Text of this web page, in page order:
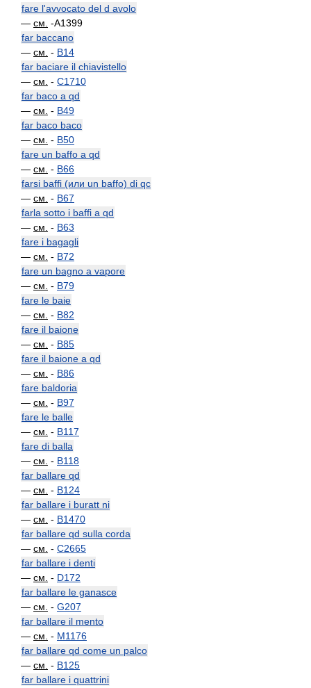
fare l'avvocato del d avolo
— см. -A1399
far baccano
— см. - B14
far baciare il chiavistello
— см. - C1710
far baco a qd
— см. - B49
far baco baco
— см. - B50
fare un baffo a qd
— см. - B66
farsi baffi (или un baffo) di qc
— см. - B67
farla sotto i baffi a qd
— см. - B63
fare i bagagli
— см. - B72
fare un bagno a vapore
— см. - B79
fare le baie
— см. - B82
fare il baione
— см. - B85
fare il baione a qd
— см. - B86
fare baldoria
— см. - B97
fare le balle
— см. - B117
fare di balla
— см. - B118
far ballare qd
— см. - B124
far ballare i buratt ni
— см. - B1470
far ballare qd sulla corda
— см. - C2665
far ballare i denti
— см. - D172
far ballare le ganasce
— см. - G207
far ballare il mento
— см. - M1176
far ballare qd come un palco
— см. - B125
far ballare i quattrini